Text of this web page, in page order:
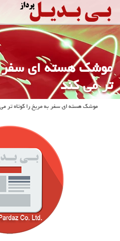
موشک هسته ای سفر
تر می کند
موشک هسته ای سفر به مریخ را کوتاه تر